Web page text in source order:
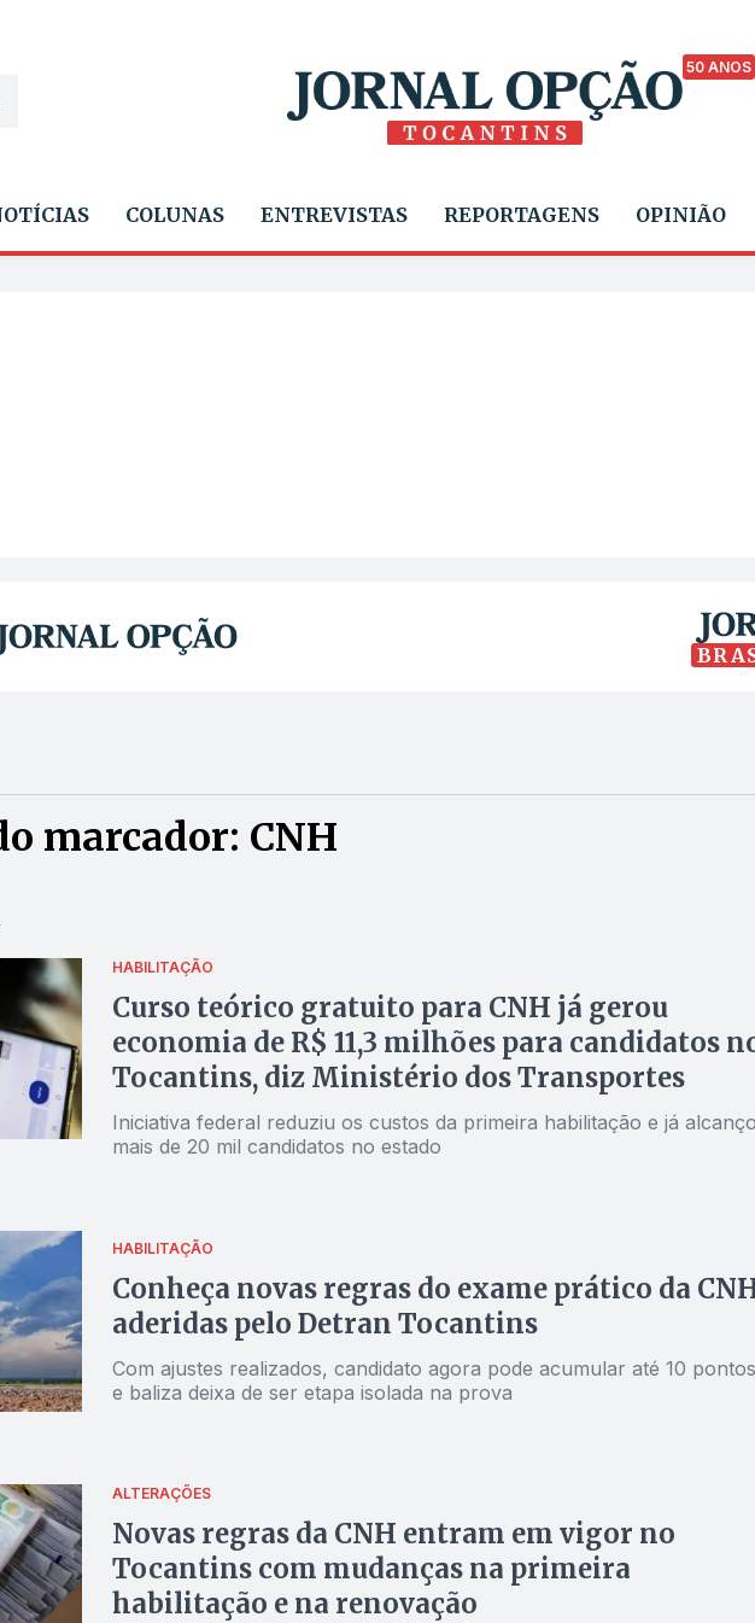
50 ANOS
COLUNAS ENTREVISTAS REPORTAGENS OPINIÃO
marcador: CNH
HABILITAÇÃO
Curso teórico gratuito para CNH já gerou
economia de R$ 11,3 milhões para candidatos
Tocantins, diz Ministério dos Transportes
Iniciativa federal reduziu os custos da primeira habilitação e já
mais de 20 mil candidatos no estado
HABILITAÇÃO
Conheça novas regras do exame prático da
aderidas pelo Detran Tocantins
Com ajustes realizados, candidato agora pode acumular até 10 pontos
e baliza deixa de ser etapa isolada na prova
ALTERAÇÕES
Novas regras da CNH entram em vigor no
Tocantins com mudanças na primeira
habilitação e na renovação